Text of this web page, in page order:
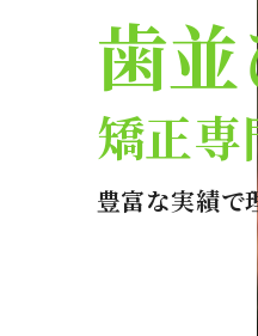
歯
矯正
豊富な実績で